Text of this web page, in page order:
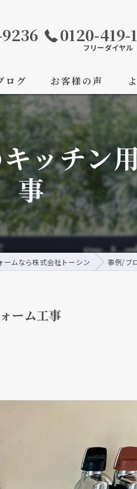
0120-419-
フリーダイヤル
ログ お客様の声
ッチン
事
ームなら株式会社トーシン 事例/ブ
ーム工事